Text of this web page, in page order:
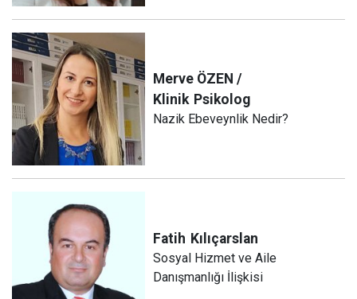
Merve ÖZEN /
Klinik Psikolog
Nazik Ebeveynlik Nedir?
Fatih Kılıçarslan
Sosyal Hizmet ve Aile
Danışmanlığı İlişkisi